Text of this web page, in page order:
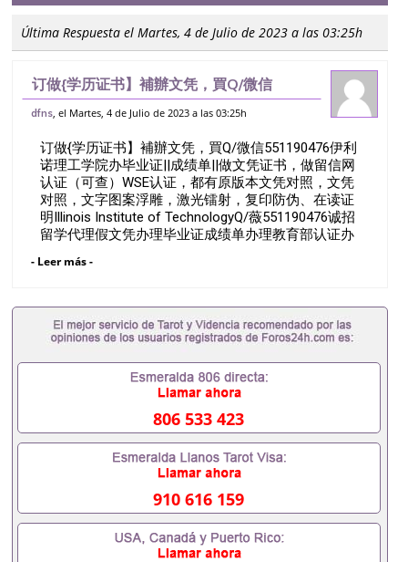
Última Respuesta el Martes, 4 de Julio de 2023 a las 03:25h
订做{学历证书】補辦文凭，買Q/微信
551190476伊利诺理工学院办毕业证||成绩
WSE认证，都有原版本文凭对照，文
dfns , el Martes, 4 de Julio de 2023 a las 03:25h
订做{学历证书】補辦文凭，買Q/微信551190476伊利
诺理工学院办毕业证||成绩单||做文凭证书，做留信网
认证（可查）WSE认证，都有原版本文凭对照，文凭
对照，文字图案浮雕，激光镭射，复印防伪、在读证
明Illinois Institute of TechnologyQ/薇551190476诚招
留学代理假文凭办理毕业证成绩单办理教育部认证办
留服认证办理学历认证办理学生卡办理录取通知书办
办理加拿大文凭办理德国文凭 一、快速办理材料：
1、毕业证+成绩单+留学回国人员证明+教育部认证,
录取通知书，雅思。（全套留学回国必备证明材料，
福，OFFER，在读证明，学生卡等留学相关材料（申
请学校、转学，甚至是申请工签都可以用到）。 注：
校，专业，学位，毕业时间都可以根据客户要求安
排。 国内找工作假的毕业证可以用吗551190476假的
毕业证成绩单可以办学历认证吗551190476要定居国
外需要办理什么材料551190476入职事业单位/国企假
的毕业证会查吗551190476入职国企/事业单位需要些
什么材料551190476办理假毕业证在国内能用吗, 挂科
拿不到毕业证怎么办, 毕业证丢了怎么办, 没有正常毕
业怎么办理毕业证,没毕业可以办学历认证吗,您是否
- Leer más -
806 533 423
910 616 159